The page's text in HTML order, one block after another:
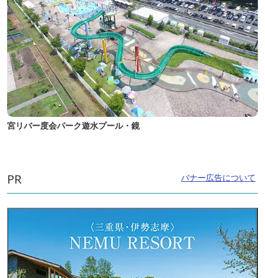
宮リバー度会パーク遊水プール・鏡
PR バナー広告について